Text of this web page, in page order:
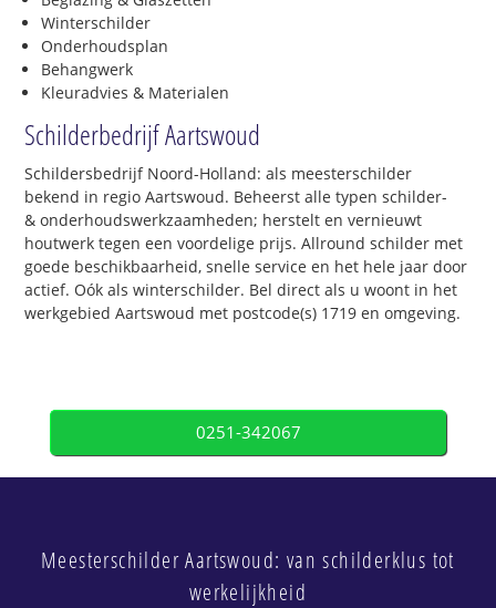
Winterschilder
Onderhoudsplan
Behangwerk
Kleuradvies & Materialen
Schilderbedrijf Aartswoud
Schildersbedrijf Noord-Holland: als meesterschilder
bekend in regio Aartswoud. Beheerst alle typen schilder-
& onderhoudswerkzaamheden; herstelt en vernieuwt
houtwerk tegen een voordelige prijs. Allround schilder met
goede beschikbaarheid, snelle service en het hele jaar door
actief. Oók als winterschilder. Bel direct als u woont in het
werkgebied Aartswoud met postcode(s) 1719 en omgeving.
0251-342067
Meesterschilder Aartswoud: van schilderklus tot
werkelijkheid